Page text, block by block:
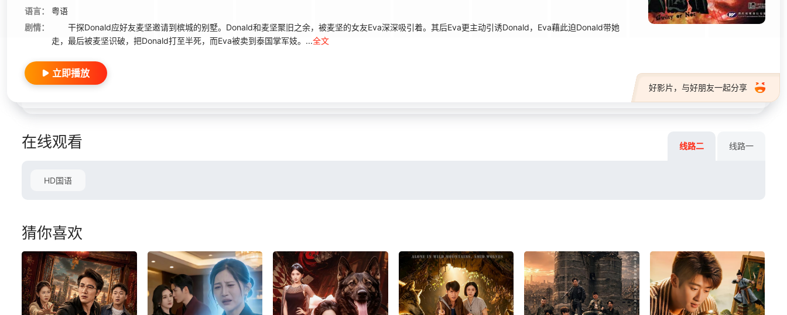
语言：
粤语
剧情：
干探Donald应好友麦坚邀请到槟城的别墅。Donald和麦坚聚旧之余，被麦坚的女友Eva深深吸引着。其后Eva更主动引诱Donald，Eva藉此迫Donald带她
走，最后被麦坚识破，把Donald打至半死，而Eva被卖到泰国掌军妓。...全文
好影片，与好朋友一起分享
立即播放
在线观看 线路二 线路一
HD国语
猜你喜欢